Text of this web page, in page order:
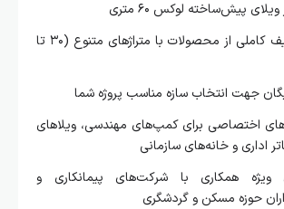
لوکس ۶۰ متری
معرفی طیف کاملی از محصولات با متراژهای متنوع (۳۰ تا
سازه مناسب پروژه شما
برای کمپ‌های مهندسی، ویلاهای
خانه‌های سازمانی
با شرکت‌های پیمانکاری و
مسکن و گردشگری